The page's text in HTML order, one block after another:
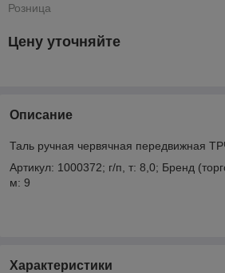
Розница
Цену уточняйте
Описание
Таль ручная червячная передвижная
Артикул: 1000372; г/п, т: 8,0; Бренд
м: 9
Характеристики